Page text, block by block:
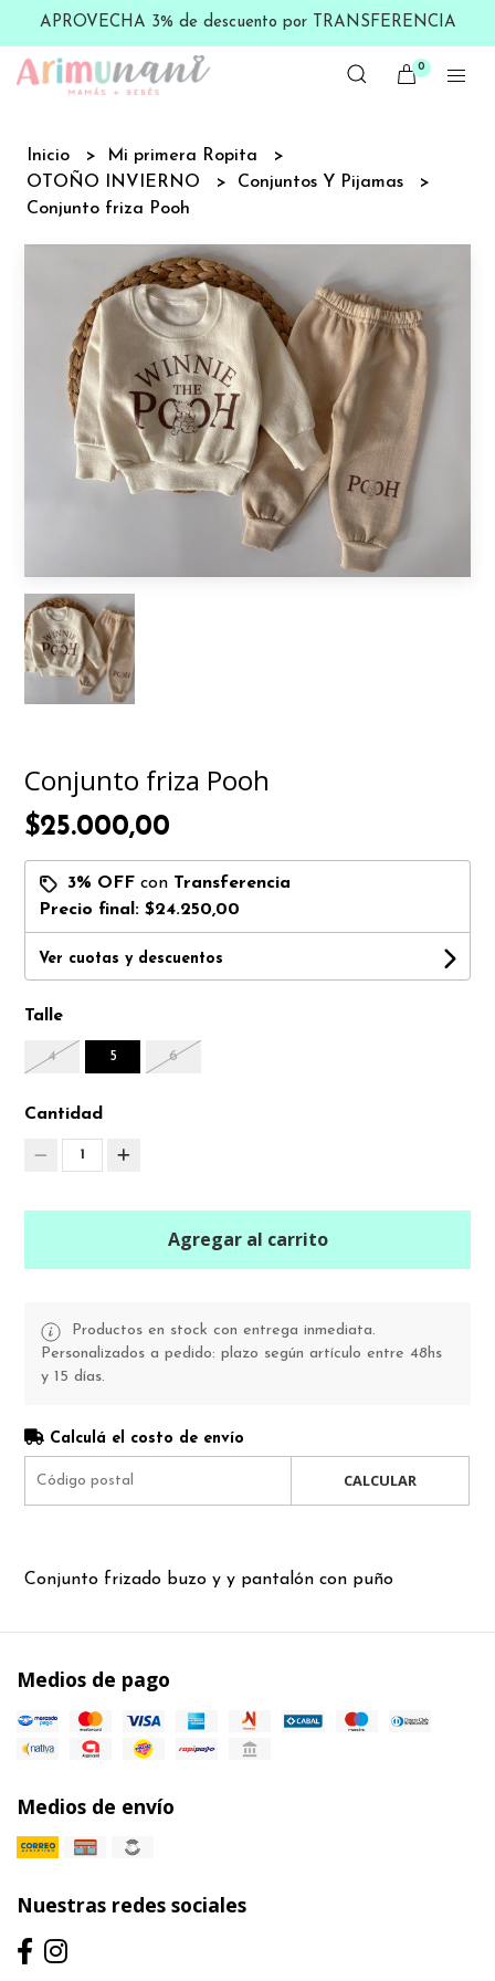
APROVECHA 3% de descuento por TRANSFERENCIA
0
Inicio
Mi primera Ropita
OTOÑO INVIERNO
Conjuntos Y Pijamas
Conjunto friza Pooh
Conjunto friza Pooh
$25.000,00
3% OFF con Transferencia
Precio final:$24.250,00
Ver cuotas y descuentos
Talle
4 5 6
Cantidad
1
Agregar al carrito
Productos en stock con entrega inmediata.
Personalizados a pedido: plazo según artículo entre 48hs
y 15 días.
Calculá el costo de envío
CALCULAR
Conjunto frizado buzo y y pantalón con puño
Medios de pago
Medios de envío
Nuestras redes sociales